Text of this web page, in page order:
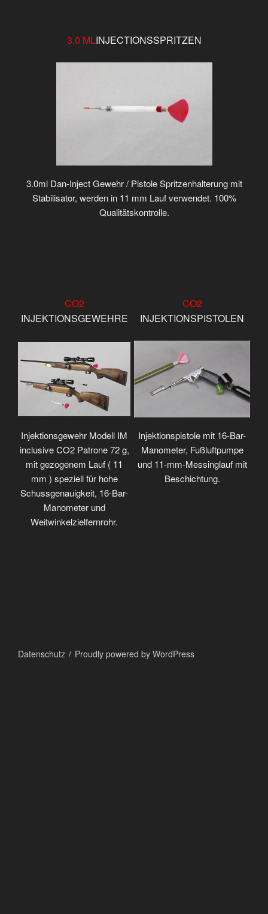
3.0 MLINJECTIONSSPRITZEN
3.0ml Dan-Inject Gewehr / Pistole Spritzenhalterung mit
Stabilisator, werden in 11 mm Lauf verwendet. 100%
Qualitätskontrolle.
CO2
INJEKTIONSGEWEHRE
CO2
INJEKTIONSPISTOLEN
Injektionsgewehr Modell IM
inclusive CO2 Patrone 72 g,
mit gezogenem Lauf ( 11
mm ) speziell für hohe
Schussgenauigkeit, 16-Bar-
Manometer und
Weitwinkelzielfernrohr.
Injektionspistole mit 16-Bar-
Manometer, Fußluftpumpe
und 11-mm-Messinglauf mit
Beschichtung.
Datenschutz Proudly powered by WordPress